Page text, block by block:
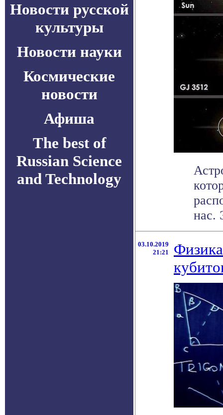
Новости русской
культуры
Новости науки
Космические
новости
Афиша
The best of
Russian Science
and Technology
нас.
03.10.2019
21:21